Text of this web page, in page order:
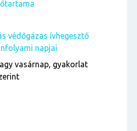
védőgázas ívhegesztő
napjai
vasárnap, gyakorlat